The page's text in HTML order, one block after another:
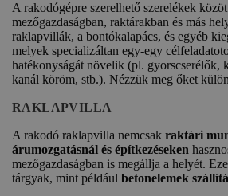
A rakodógépre szerelhető szerelékek
mezőgazdaságban, raktárakban és más
raklapvillák, a bontókalapács, és egyéb
melyek specializáltan egy-egy
hatékonyságát növelik (pl. gyorscserélők,
kanál köröm, stb.). Nézzük meg őket
RAKLAPVILLA
A rakodó raklapvilla nemcsak raktári
árumozgatásnál és építkezéseken
mezőgazdaságban is megállja a helyét.
tárgyak, mint például betonelemek